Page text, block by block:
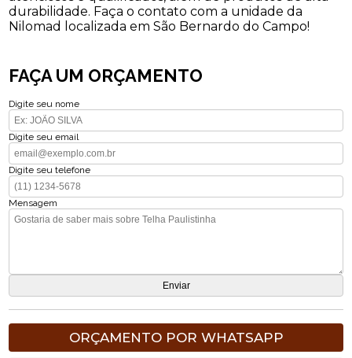
durabilidade. Faça o contato com a unidade da
Nilomad localizada em São Bernardo do Campo!
FAÇA UM ORÇAMENTO
Digite seu nome
Digite seu email
Digite seu telefone
Mensagem
ORÇAMENTO POR WHATSAPP